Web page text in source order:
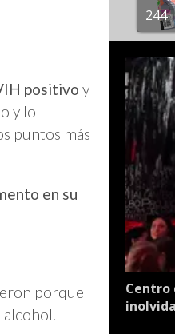
positivo y
y lo
puntos más
en su
porque
alcohol.
244
Centro